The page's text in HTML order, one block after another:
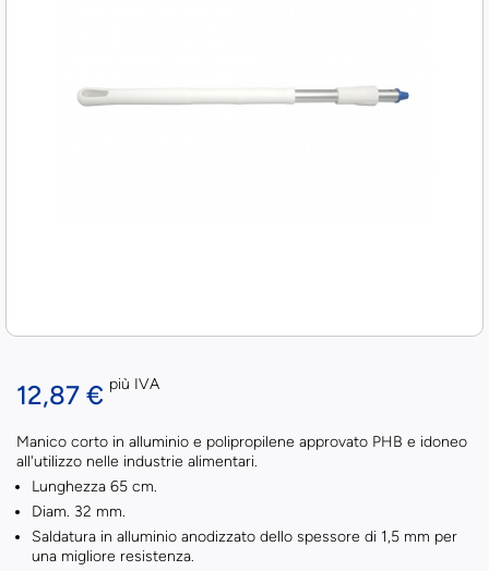
12,87 € più IVA
Manico corto in alluminio e polipropilene approvato PHB e idoneo
all'utilizzo nelle industrie alimentari.
Lunghezza 65 cm.
Diam. 32 mm.
Saldatura in alluminio anodizzato dello spessore di 1,5 mm per
una migliore resistenza.